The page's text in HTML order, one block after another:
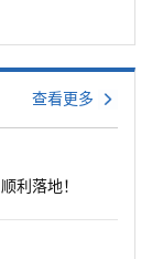
查看更多
利落地！